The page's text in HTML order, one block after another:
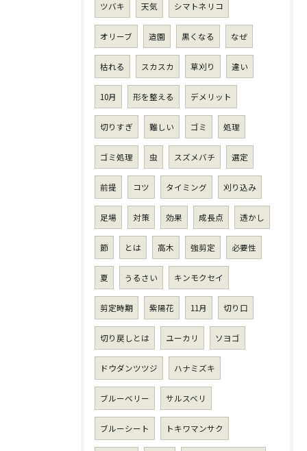
ツバキ 天気 シマトネリコ
オリーブ 造園 黒くなる なぜ
枯れる スカスカ 草刈り 違い
10月 形を整える デメリット
切りすぎ 難しい ゴミ 処理
ゴミ処理 虫 スズメバチ 選定
前提 コツ タイミング 刈り込み
足場 対策 効果 成長点 透かし
節 とは 高木 強剪定 必要性
夏 うるさい キンモクセイ
剪定時期 紫陽花 11月 切り口
切り戻しとは ユーカリ ソヨゴ
ドウダンツツジ ハナミズキ
ブルーベリー サルスベリ
ブルーシート トキワマンサク